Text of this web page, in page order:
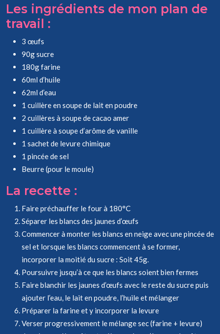
Les ingrédients de mon plan de
travail :
3 œufs
90g sucre
180g farine
60ml d’huile
62ml d’eau
1 cuillère en soupe de lait en poudre
2 cuillères à soupe de cacao amer
1 cuillère à soupe d’arôme de vanille
1 sachet de levure chimique
1 pincée de sel
Beurre (pour le moule)
La recette :
Faire préchauffer le four à 180°C
Séparer les blancs des jaunes d’œufs
Commencer à monter les blancs en neige avec une pincée de
sel et lorsque les blancs commencent à se former,
incorporer la moitié du sucre : Soit 45g.
Poursuivre jusqu’à ce que les blancs soient bien fermes
Faire blanchir les jaunes d’œufs avec le reste du sucre puis
ajouter l’eau, le lait en poudre, l’huile et mélanger
Préparer la farine et y incorporer la levure
Verser progressivement le mélange sec (farine + levure)